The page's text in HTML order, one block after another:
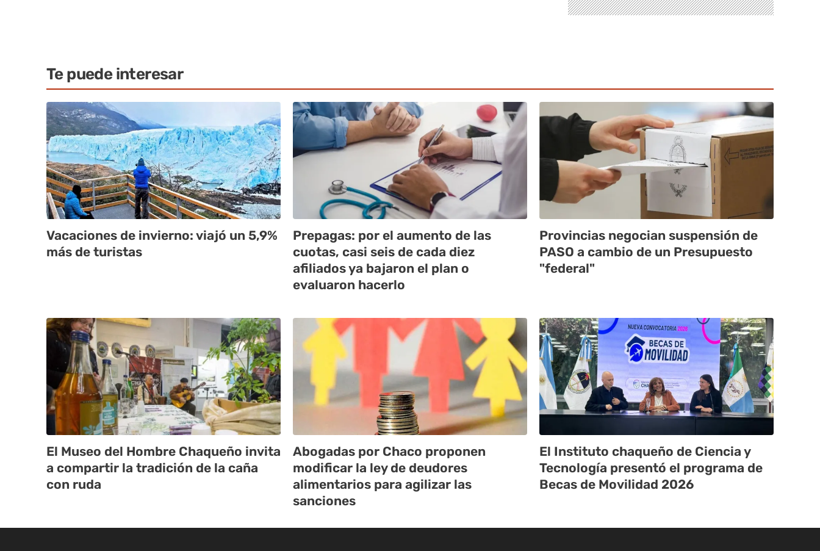
Te puede interesar
Vacaciones de invierno: viajó un 5,9%
más de turistas
Prepagas: por el aumento de las
cuotas, casi seis de cada diez
afiliados ya bajaron el plan o
evaluaron hacerlo
Provincias negocian suspensión de
PASO a cambio de un Presupuesto
"federal"
El Museo del Hombre Chaqueño invita
a compartir la tradición de la caña
con ruda
Abogadas por Chaco proponen
modificar la ley de deudores
alimentarios para agilizar las
sanciones
El Instituto chaqueño de Ciencia y
Tecnología presentó el programa de
Becas de Movilidad 2026